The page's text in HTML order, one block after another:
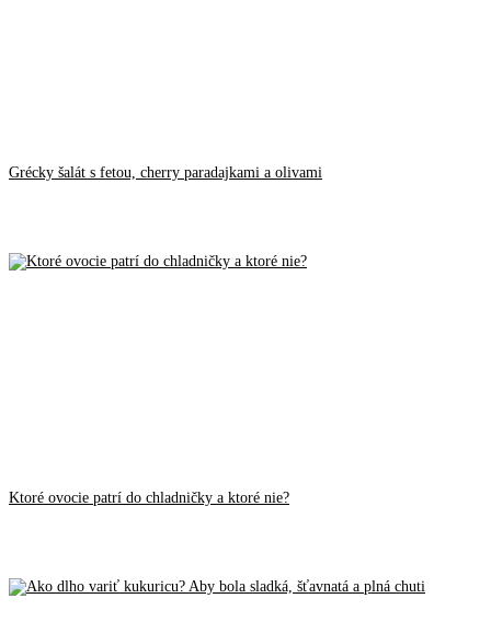
Grécky šalát s fetou, cherry paradajkami a olivami
Ktoré ovocie patrí do chladničky a ktoré nie?